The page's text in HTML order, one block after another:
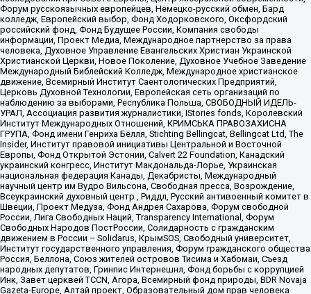
Форум русскоязычных европейцев, Немецко-русский обмен, Бард
колледж, Европейский выбор, Фонд Ходорковского, Оксфордский
российский фонд, Фонд Будущее России, Компания свободы
информации, Проект Медиа, Международное партнерство за права
человека, Духовное Управление Евангельских Христиан Украинской
Христианской Церкви, Новое Поколение, Духовное Учебное Заведение
Международный Библейский Колледж, Международное христианское
движение, Всемирный Институт Саентологических Предприятий,
Церковь Духовной Технологии, Европейская сеть организаций по
наблюдению за выборами, Республика Польша, СВОБОДНЫЙ ИДЕЛЬ-
УРАЛ, Ассоциация развития журналистики, IStories fonds, Королевский
Институт Международных Отношений, КРИМСЬКА ПРАВОЗАХИСНА
ГРУПА, Фонд имени Генриха Бёлля, Stichting Bellingcat, Bellingcat Ltd, The
Insider, Институт правовой инициативы Центральной и Восточной
Европы, Фонд Открытой Эстонии, Calvert 22 Foundation, Канадский
украинский конгресс, Институт Макдональда-Лорье, Украинская
национальная федерация Канады, Декабристы, Международный
научный центр им Вудро Вильсона, Свободная пресса, Возрождение,
Всеукраинский духовный центр , Риддл, Русский антивоенный комитет в
Швеции, Проект Медуза, Фонд Андрея Сахарова, Форум свободной
России, Лига Свободных Наций, Transparеncy International, Форум
Свободных Народов ПостРоссии, Солидарность с гражданским
движением в России – Solidarus, КрымSOS, Свободный университет,
Институт государственного управления, Форум гражданского общества
Россия, Беллона, Союз жителей островов Тисима и Хабомаи, Съезд
народных депутатов, Гринпис Интернешнл, Фонд борьбы с коррупцией
Инк, Завет церквей TCCN, Агора, Всемирный фонд природы, BDR Novaja
Gazeta-Europe, Алтай проект, Образовательный дом прав человека